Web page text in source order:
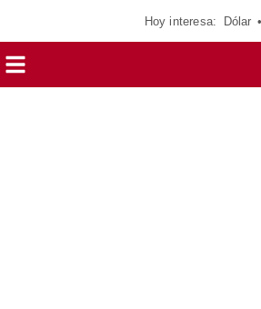
Hoy interesa: Dólar